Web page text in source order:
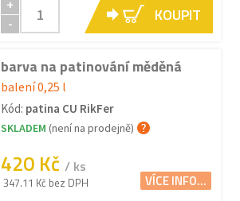
+
-
KOUPIT
barva na patinování měděná
balení 0,25 l
Kód: patina CU RikFer
SKLADEM (není na prodejně)
420 Kč / ks
347.11 Kč bez DPH VÍCE INFO...